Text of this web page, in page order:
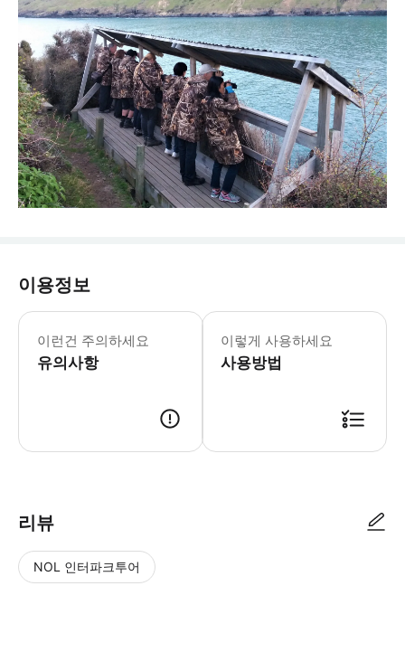
이용정보
이런건 주의하세요
유의사항
이렇게 사용하세요
사용방법
리뷰
NOL 인터파크투어